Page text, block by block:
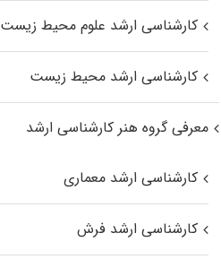
کارشناسی ارشد علوم محیط‌ زیست
کارشناسی ارشد محیط زیست
معرفی گروه هنر کارشناسی ارشد
کارشناسی ارشد معماری
کارشناسی ارشد فرش